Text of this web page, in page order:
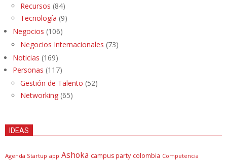
Recursos (84)
Tecnología (9)
Negocios (106)
Negocios Internacionales (73)
Noticias (169)
Personas (117)
Gestión de Talento (52)
Networking (65)
IDEAS
Agenda Startup app Ashoka campus party colombia Competencia